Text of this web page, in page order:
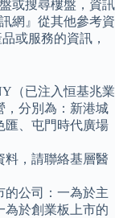
或搜尋樓盤，資訊
網』從其他參考資
或服務的資訊，
（已注入恒基兆業
，分別為：新港城
匯、屯門時代廣場
料，請聯絡基層醫
的公司：一為於主
為於創業板上市的